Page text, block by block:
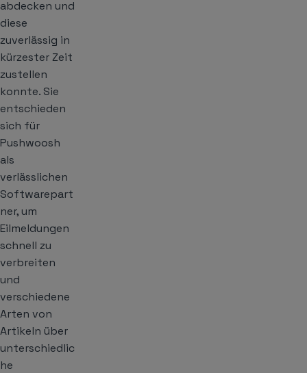
abdecken und
diese
zuverlässig in
kürzester Zeit
zustellen
konnte. Sie
entschieden
sich für
Pushwoosh
als
verlässlichen
Softwarepart
ner, um
Eilmeldungen
schnell zu
verbreiten
und
verschiedene
Arten von
Artikeln über
unterschiedlic
he